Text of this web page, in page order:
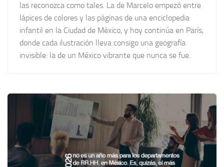
las reconozca como tales. La de Marcelo empezó entre
lápices de colores y las páginas de una enciclopedia
infantil en la Ciudad de México, y hoy continúa en París,
donde cada ilustración lleva consigo una geografía
invisible: la de un México vibrante que nunca se fue.